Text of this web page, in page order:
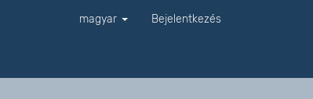
magyar Bejelentkezés